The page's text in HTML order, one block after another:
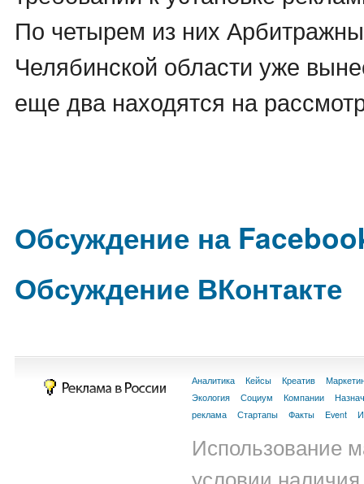
По четырем из них
Челябинской области уже
еще два находятся на
Обсуждение на
Обсуждение ВКонтакте
Аналитика Кейсы Креатив
Экология
Социум Компании
реклама
Стартапы Факты Event
Использование
условии